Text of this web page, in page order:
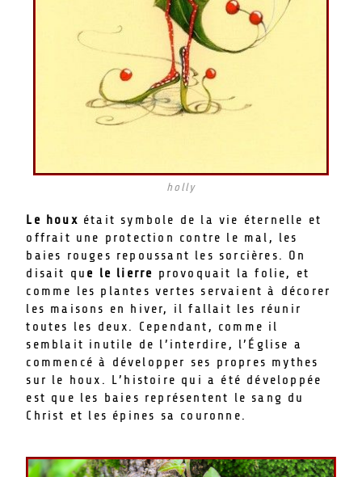
holly
Le houx était symbole de la vie éternelle et
offrait une protection contre le mal, les
baies rouges repoussant les sorcières. On
disait qu e le lierre provoquait la folie, et
comme les plantes vertes servaient à décorer
les maisons en hiver, il fallait les réunir
toutes les deux. Cependant, comme il
semblait inutile de l’interdire, l’Église a
commencé à développer ses propres mythes
sur le houx. L’histoire qui a été développée
est que les baies représentent le sang du
Christ et les épines sa couronne.